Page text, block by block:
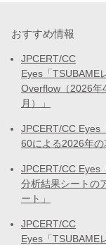
おすすめ情報
JPCERT/CC
Eyes「TSUBAME
Overflow（2026年
月）」
JPCERT/CC Eyes
60による2026年の
JPCERT/CC Eyes
分析結果シートの
ート」
JPCERT/CC
Eyes「TSUBAME